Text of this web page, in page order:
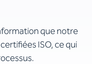
que notre
ISO, ce qui